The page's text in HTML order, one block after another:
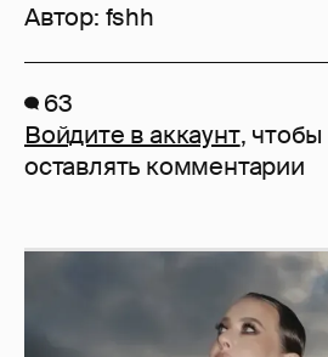
Автор: fshh
63
Войдите в аккаунт, чтобы
оставлять комментарии